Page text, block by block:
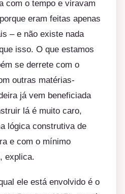
com o tempo e viravam
eram feitas apenas
– e não existe nada
isso. O que estamos
se derrete com o
outras matérias-
já vem beneficiada
lá é muito caro,
lógica construtiva de
e com o mínimo
explica.
ele está envolvido é o